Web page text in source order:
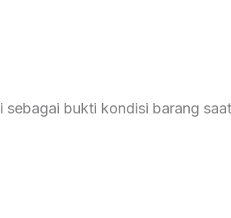
bukti kondisi barang